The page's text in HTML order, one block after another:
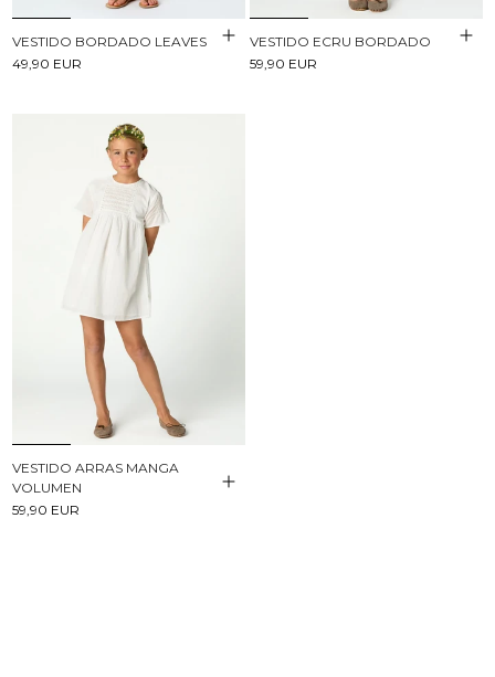
VESTIDO BORDADO LEAVES
49,90 EUR
VESTIDO ECRU BORDADO
59,90 EUR
VESTIDO ARRAS MANGA
VOLUMEN
59,90 EUR